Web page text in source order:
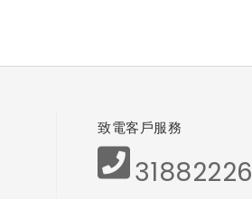
致電客戶服務
31882226